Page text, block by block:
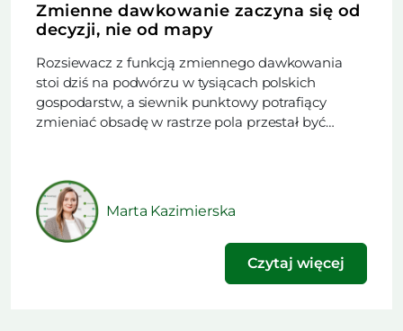
Zmienne dawkowanie zaczyna się od
decyzji, nie od mapy
Rozsiewacz z funkcją zmiennego dawkowania
stoi dziś na podwórzu w tysiącach polskich
gospodarstw, a siewnik punktowy potrafiący
zmieniać obsadę w rastrze pola przestał być
technologia ma obniżyć koszt nawożenia, czy
podnieść plon. Ten artykuł powstał na podstawie
materiału opublikowanego w najnowszym
wydaniu naszego […]
Marta Kazimierska
Czytaj więcej